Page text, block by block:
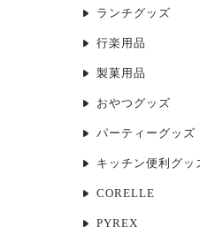
ランチグッズ
行楽用品
製菓用品
おやつグッズ
パーティーグッズ
キッチン便利グッ
CORELLE
PYREX